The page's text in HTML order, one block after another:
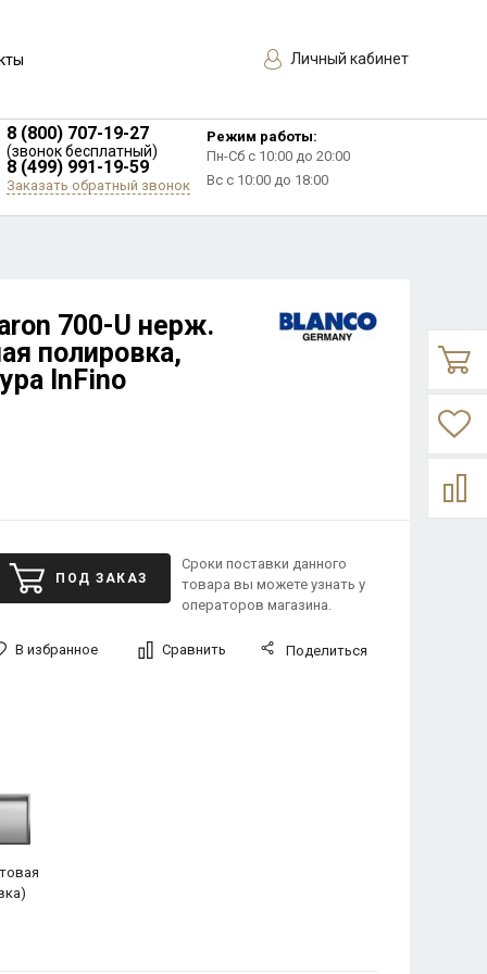
Личный кабинет
8 (800) 707-19-27
(звонок бесплатный)
8 (499) 991-19-59
Заказать обратный звонок
Режим работы:
Пн-Сб с 10:00 до 20:00
Вс с 10:00 до 18:00
700-U нерж.
полировка,
InFino
ПОД ЗАКАЗ
Сроки поставки данного
товара вы можете узнать у
операторов магазина.
В избранное Сравнить Поделиться